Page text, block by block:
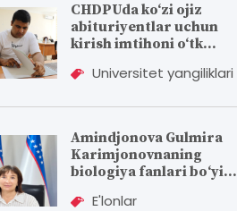
CHDPUda ko‘zi ojiz
abituriyentlar uchun
kirish imtihoni o‘tk...
Universitet yangiliklari
Amindjonova Gulmira
Karimjonovnaning
biologiya fanlari bо‘yi...
E'lonlar